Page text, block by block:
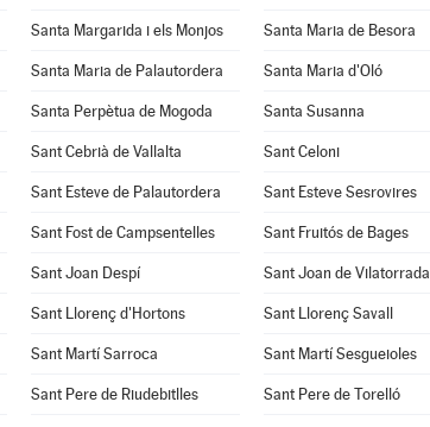
Santa Margarida i els Monjos Santa Maria de Besora
Santa Maria de Palautordera Santa Maria d'Oló
Santa Perpètua de Mogoda Santa Susanna
Sant Cebrià de Vallalta Sant Celoni
Sant Esteve de Palautordera Sant Esteve Sesrovires
Sant Fost de Campsentelles Sant Fruitós de Bages
Sant Joan Despí Sant Joan de Vilatorrada
Sant Llorenç d'Hortons Sant Llorenç Savall
Sant Martí Sarroca Sant Martí Sesgueioles
Sant Pere de Riudebitlles Sant Pere de Torelló